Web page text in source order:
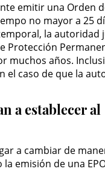
emitir una Orden
no mayor a 25
la autoridad
muchos años.
el caso de que la
a establecer al
a cambiar de
emisión de una